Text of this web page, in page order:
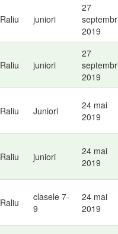
Raliu juniori
27
2019
Raliu juniori
27
2019
Raliu Juniori
24 mai
2019
Raliu juniori
24 mai
2019
Raliu
clasele 7-
9
24 mai
2019